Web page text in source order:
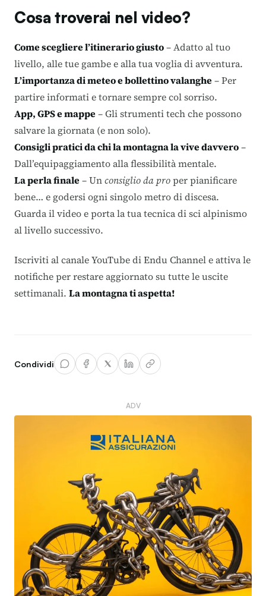
Cosa troverai nel video?
Come scegliere l’itinerario giusto– Adatto al tuo
livello, alle tue gambe e alla tua voglia di avventura.
L’importanza di meteo e bollettino valanghe– Per
partire informati e tornare sempre col sorriso.
App, GPS e mappe– Gli strumenti tech che possono
salvare la giornata (e non solo).
Consigli pratici da chi la montagna la vive davvero–
Dall’equipaggiamento alla flessibilità mentale.
La perla finale– Unconsiglio da proper pianificare
bene… e godersi ogni singolo metro di discesa.
Guarda il video e porta la tua tecnica di sci alpinismo
al livello successivo.
Iscriviti alcanale YouTube di Endu Channele attiva le
notifiche per restare aggiornato su tutte le uscite
settimanali. La montagna ti aspetta!
Condividi
ADV